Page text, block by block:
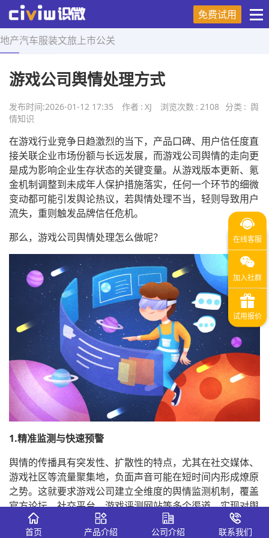
免费试用
地产汽车服装文旅 上市公关
首页 > 舆情知识 > 正文
游戏公司舆情处理方式
发布时间:2026-01-12 17:35 作者 : XJ 浏览次数 : 2108 分类 : 舆
情知识
在游戏行业竞争日趋激烈的当下，产品口碑、用户信任度直
接关联企业市场份额与长远发展，而游戏公司舆情的走向更
是成为影响企业生存状态的关键变量。从游戏版本更新、氪
金机制调整到未成年人保护措施落实，任何一个环节的细微
变动都可能引发舆论热议，若舆情处理不当，轻则导致用户
流失，重则触发品牌信任危机。
那么，游戏公司舆情处理怎么做呢？
1.精准监测与快速预警
舆情的传播具有突发性、扩散性的特点，尤其在社交媒体、
游戏社区等流量聚集地，负面声音可能在短时间内形成燎原
之势。这就要求游戏公司建立全维度的舆情监测机制，覆盖
官方论坛、社交平台、游戏评测网站等多个渠道，实现对舆
情信息的实时捕捉。其中，专业的舆情管理系统-识微商情
能够发挥重要作用，其可通过大数据分析技术，对海量信息
首页 产品介绍 公司介绍 联系我们